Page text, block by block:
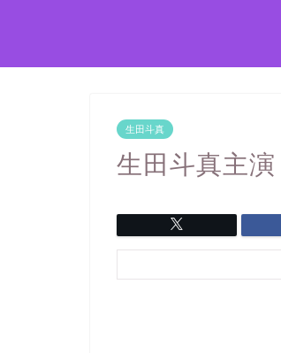
生田斗真
生田斗真主